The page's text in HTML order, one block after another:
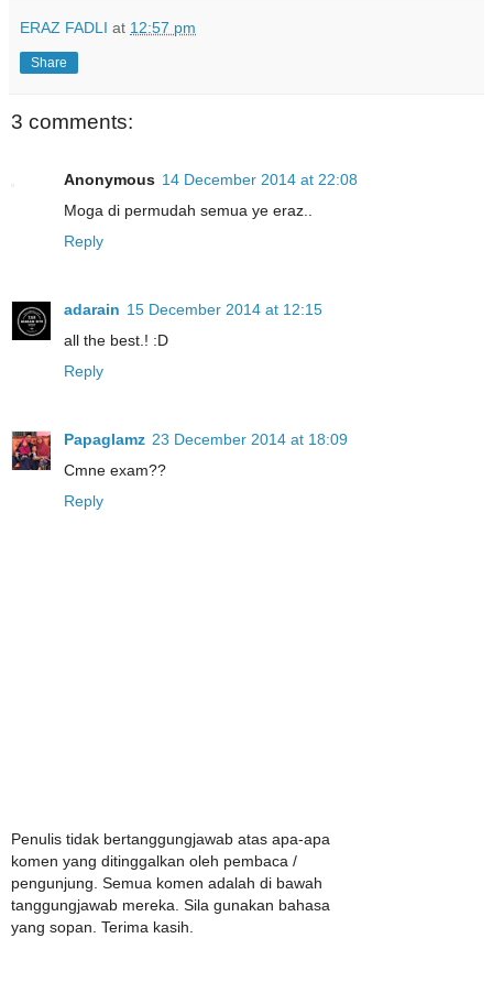
ERAZ FADLI at 12:57 pm
Share
3 comments:
Anonymous 14 December 2014 at 22:08
Moga di permudah semua ye eraz..
Reply
adarain 15 December 2014 at 12:15
all the best.! :D
Reply
Papaglamz 23 December 2014 at 18:09
Cmne exam??
Reply
Penulis tidak bertanggungjawab atas apa-apa
komen yang ditinggalkan oleh pembaca /
pengunjung. Semua komen adalah di bawah
tanggungjawab mereka. Sila gunakan bahasa
yang sopan. Terima kasih.